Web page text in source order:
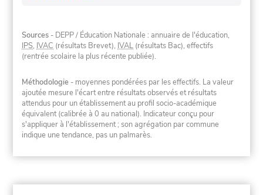
Sources - DEPP / Éducation Nationale : annuaire de l'éducation,
IPS, IVAC (résultats Brevet), IVAL (résultats Bac), effectifs
(rentrée scolaire la plus récente publiée).
Méthodologie - moyennes pondérées par les effectifs. La valeur
ajoutée mesure l'écart entre résultats observés et résultats
attendus pour un établissement au profil socio-académique
équivalent (calibrée à 0 au national). Indicateur conçu pour
s'appliquer à l'établissement ; son agrégation par commune
indique une tendance, pas un palmarès.